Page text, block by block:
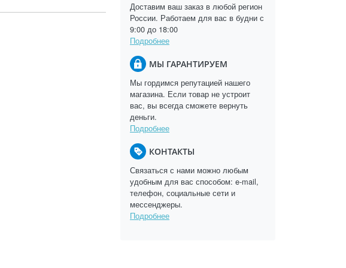
Доставим ваш заказ в любой регион
России. Работаем для вас в будни с
9:00 до 18:00
Подробнее
МЫ ГАРАНТИРУЕМ
Мы гордимся репутацией нашего
магазина. Если товар не устроит
вас, вы всегда сможете вернуть
деньги.
Подробнее
КОНТАКТЫ
Связаться с нами можно любым
удобным для вас способом: e-mail,
телефон, социальные сети и
мессенджеры.
Подробнее